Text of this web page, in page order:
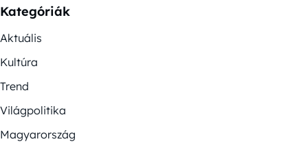
Kategóriák
Aktuális
Kultúra
Trend
Világpolitika
Magyarország